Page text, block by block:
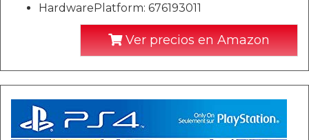
HardwarePlatform: 676193011
Ver precios en Amazon